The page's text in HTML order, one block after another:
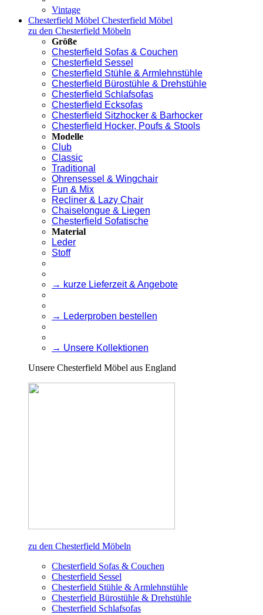
Vintage
Chesterfield Möbel Chesterfield Möbel
zu den Chesterfield Möbeln
Größe
Chesterfield Sofas & Couchen
Chesterfield Sessel
Chesterfield Stühle & Armlehnstühle
Chesterfield Bürostühle & Drehstühle
Chesterfield Schlafsofas
Chesterfield Ecksofas
Chesterfield Sitzhocker & Barhocker
Chesterfield Hocker, Poufs & Stools
Modelle
Club
Classic
Traditional
Ohrensessel & Wingchair
Fun & Mix
Recliner & Lazy Chair
Chaiselongue & Liegen
Chesterfield Sofatische
Material
Leder
Stoff
→ kurze Lieferzeit & Angebote
→ Lederproben bestellen
→ Unsere Kollektionen
Unsere Chesterfield Möbel aus England
zu den Chesterfield Möbeln
Chesterfield Sofas & Couchen
Chesterfield Sessel
Chesterfield Stühle & Armlehnstühle
Chesterfield Bürostühle & Drehstühle
Chesterfield Schlafsofas